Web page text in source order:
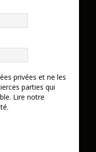
privées et ne les
parties qui
Lire notre